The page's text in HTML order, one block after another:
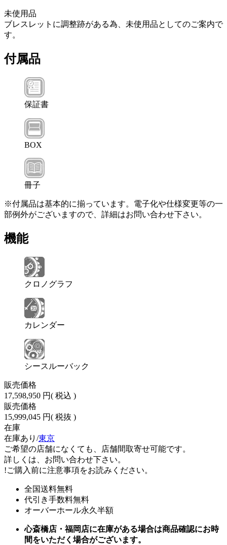
未使用品
ブレスレットに調整跡がある為、未使用品としてのご案内で
す。
付属品
保証書
BOX
冊子
※付属品は基本的に揃っています。電子化や仕様変更等の一
部例外がございますので、詳細はお問い合わせ下さい。
機能
クロノグラフ
カレンダー
シースルーバック
販売価格
17,598,950 円( 税込 )
販売価格
15,999,045 円( 税抜 )
在庫
在庫あり/東京
ご希望の店舗になくても、店舗間取寄せ可能です。
詳しくは、お問い合わせ下さい。
!ご購入前に注意事項をお読みください。
全国送料無料
代引き手数料無料
オーバーホール永久半額
心斎橋店・福岡店に在庫がある場合は商品確認にお時
間をいただく場合がございます。